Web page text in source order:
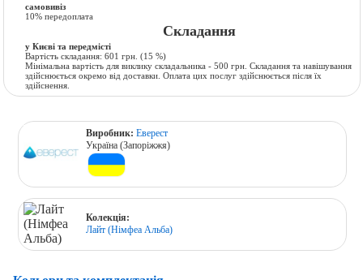
самовивіз
10% передоплата
Складання
у Києві та передмісті
Вартість складання:601 грн. (15 %)
Мінімальна вартість для виклику складальника - 500 грн. Складання та навішування
здійснюється окремо від доставки. Оплата цих послуг здійснюється після їх
здійснення.
Виробник:Еверест
Україна (Запоріжжя)
Колекція:
Лайт (Німфеа Альба)